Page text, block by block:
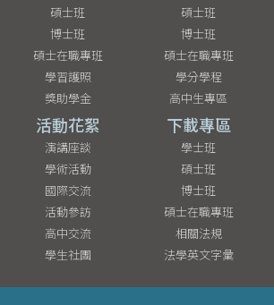
碩士班
博士班
碩士在職專班
學習護照
獎助學金
碩士班
博士班
碩士在職專班
學分學程
高中生專區
活動花絮
演講座談
學術活動
國際交流
活動參訪
高中交流
學生社團
下載專區
學士班
碩士班
博士班
碩士在職專班
相關法規
法學英文字彙